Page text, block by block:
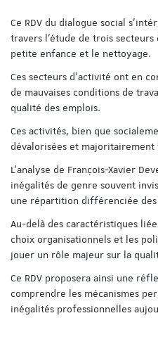
Ce RDV du dialogue social
travers l'étude de trois
petite enfance et le nettoyage.
Ces secteurs d'activité ont en
de mauvaises conditions de
qualité des emplois.
Ces activités, bien que
dévalorisées et majoritairement
L'analyse de François-Xavier
inégalités de genre souvent
une répartition différenciée
Au-delà des caractéristiques
choix organisationnels et les
jouer un rôle majeur sur la
Ce RDV proposera ainsi une
comprendre les mécanismes
inégalités professionnelles